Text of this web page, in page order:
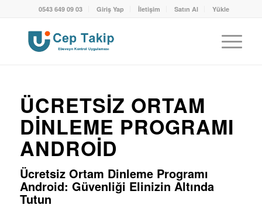
0543 649 09 03 Giriş Yap İletişim Satın Al Yükle
ÜCRETSIZ ORTAM
DINLEME PROGRAMI
ANDROID
Ücretsiz Ortam Dinleme Programı
Android: Güvenliği Elinizin Altında
Tutun